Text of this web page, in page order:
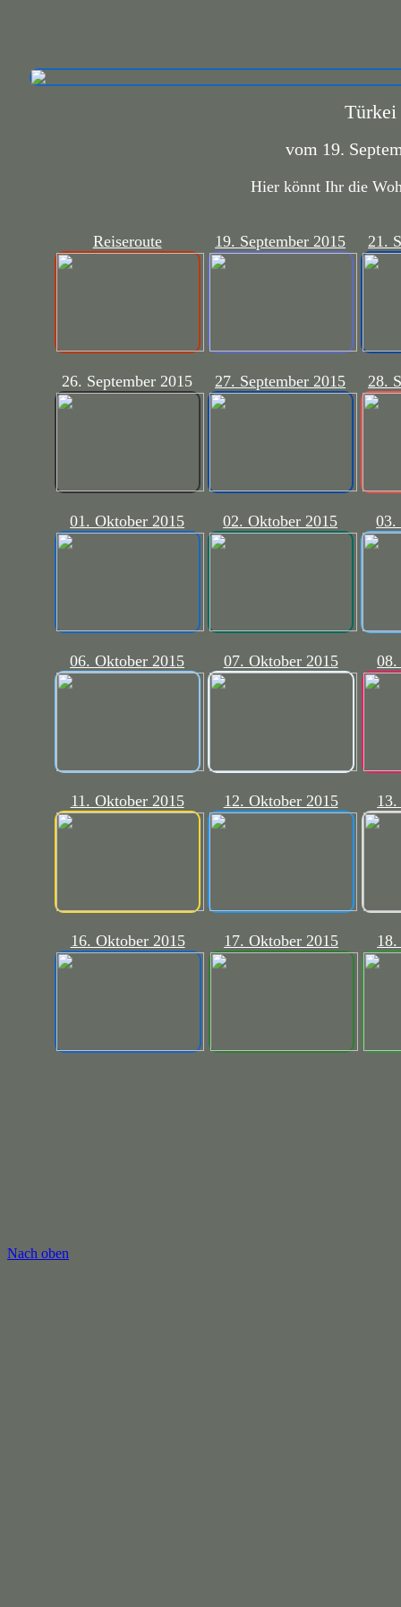
vom 19.
Hier könnt Ihr die
Reiseroute 19. September 2015 21.
26. September 2015 27. September 2015 28.
01. Oktober 2015 02. Oktober 2015 03.
06. Oktober 2015 07. Oktober 2015 08.
11. Oktober 2015 12. Oktober 2015
16. Oktober 2015 17. Oktober 2015
Nach oben